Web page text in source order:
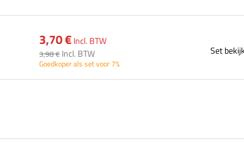
3,70 €Incl. BTW
3,98 € Incl. BTW
Goedkoper als set voor 7%
Set